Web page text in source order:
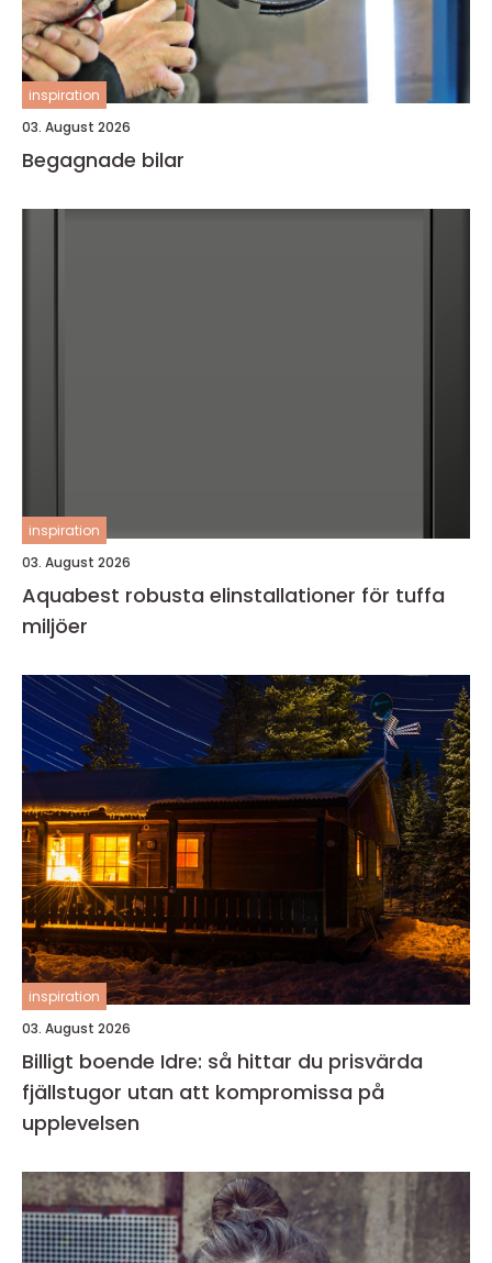
inspiration
03. August 2026
Begagnade bilar
inspiration
03. August 2026
Aquabest robusta elinstallationer för tuffa
miljöer
inspiration
03. August 2026
Billigt boende Idre: så hittar du prisvärda
fjällstugor utan att kompromissa på
upplevelsen